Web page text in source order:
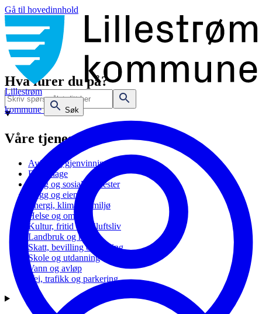
Gå til hovedinnhold
Lillestrøm
kommune
Søk
Hva lurer du på?
Våre tjenester
Avfall og gjenvinning
Barnehage
Bolig og sosiale tjenester
Bygg og eiendom
Energi, klima og miljø
Helse og omsorg
Kultur, fritid og friluftsliv
Landbruk og natur
Skatt, bevilling og næring
Skole og utdanning
Vann og avløp
Vei, trafikk og parkering